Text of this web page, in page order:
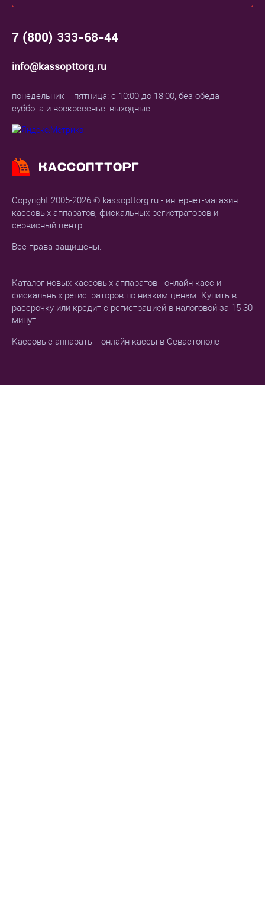
Copyright 2005-2026 © kassopttorg.ru - интернет-магазин
кассовых аппаратов, фискальных регистраторов и
сервисный центр.
Все права защищены.
Каталог новых кассовых аппаратов - онлайн-касс и
фискальных регистраторов по низким ценам. Купить в
рассрочку или кредит с регистрацией в налоговой за 15-30
минут.
Кассовые аппараты - онлайн кассы в Севастополе
7 (800) 333-68-44
info@kassopttorg.ru
понедельник – пятница: с 10:00 до 18:00, без обеда
суббота и воскресенье: выходные